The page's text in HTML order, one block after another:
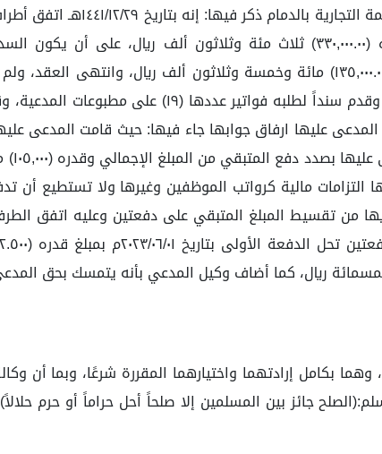
تتلخص وقائع هذه الدعوى في تقدّم وكيل المدعي الموضح
المدعي للمدعى عليها قلابات لمدة (٧) سبعة أشهر هجرية وقيمة الأجرة بثمن إجمالي قدره (٣٣٠,٠٠٠.٠٠) ثلاث مئة
١٤٤٢/٠٢/٢٧هـ ـ سدد منه (١٩٥,٠٠٠.٠٠) مائة وخمسة وتسعون ألف ريال والمبالغ حالة السداد هي (١٣٥,٠٠٠.٠٠) مائة وخمسة
وطالب بـإلزام المدعى عليها بالأجرة المتبقية وقدرها (١٣٥,٠٠٠.٠٠) مائة وخمسة وثلاثون ألف
المدعى عليها ارفاق جوابها جاء فيها: حيث قامت المدعى
المستحق
مالية كرواتب الموظفين وغيرها ولا تستطيع أن
تقسيط المبلغ المتبقي على دفعتين وعليه اتفق
٠٧/٠١م بمبلغ قدره (٥٢.٥٠٠) اثنان وخمسون ألفا وخمسمائة ريال، كما أضاف وكيل المدعي
بكامل إرادتهما واختيارهما المقررة شرعًا، وبما أن
جائز بين المسلمين إلا صلحاً أحل حراماً أو حرم